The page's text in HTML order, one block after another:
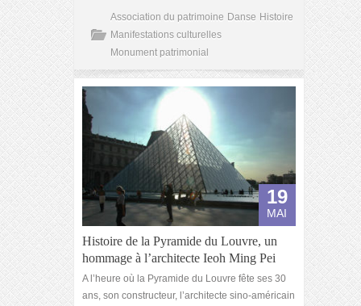
Association du patrimoine Danse Histoire
Manifestations culturelles
Monument patrimonial
19
MAI
Histoire de la Pyramide du Louvre, un
hommage à l’architecte Ieoh Ming Pei
A l’heure où la Pyramide du Louvre fête ses 30
ans, son constructeur, l’architecte sino-américain